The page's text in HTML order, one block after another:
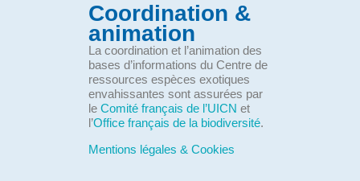
Coordination &
animation
La coordination et l’animation des
bases d’informations du Centre de
ressources espèces exotiques
envahissantes sont assurées par
le Comité français de l’UICN et
l’Office français de la biodiversité.
Mentions légales & Cookies